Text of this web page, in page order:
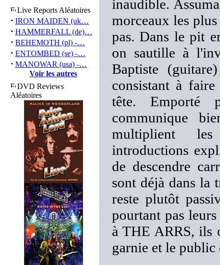
Live Reports Aléatoires
· IRON MAIDEN (uk…
· HAMMERFALL (de)…
· BEHEMOTH (pl) -…
· ENTOMBED (se) -…
· MANOWAR (usa) -…
Voir les autres
DVD Reviews
Aléatoires
inaudible.
morceaux les
pas. Dans le pit
on sautille à
Baptiste
consistant à
tête. Emporté
communique
multiplient les
introductions
de descendre
sont déjà dans la
reste plutôt
pourtant pas
à THE ARRS, ils
garnie et le public